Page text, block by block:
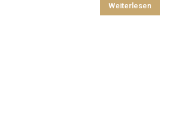
Weiterlesen